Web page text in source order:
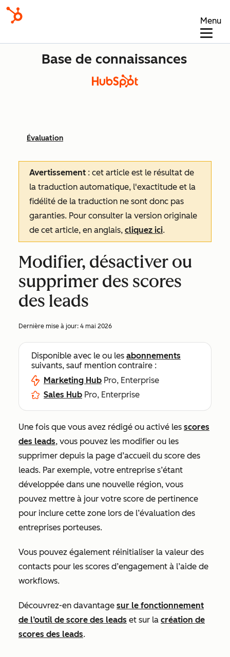
Menu
Base de connaissances
Évaluation
Avertissement : cet article est le résultat de
la traduction automatique, l'exactitude et la
fidélité de la traduction ne sont donc pas
garanties. Pour consulter la version originale
de cet article, en anglais, cliquez ici.
Modifier, désactiver ou
supprimer des scores
des leads
Dernière mise à jour: 4 mai 2026
Disponible avec le ou les abonnements
suivants, sauf mention contraire :
Marketing Hub Pro, Enterprise
Sales Hub Pro, Enterprise
Une fois que vous avez rédigé ou activé les scores
des leads, vous pouvez les modifier ou les
supprimer depuis la page d’accueil du score des
leads. Par exemple, votre entreprise s’étant
développée dans une nouvelle région, vous
pouvez mettre à jour votre score de pertinence
pour inclure cette zone lors de l’évaluation des
entreprises porteuses.
Vous pouvez également réinitialiser la valeur des
contacts pour les scores d’engagement à l’aide de
workflows.
Découvrez-en davantage sur le fonctionnement
de l’outil de score des leads et sur la création de
scores des leads.